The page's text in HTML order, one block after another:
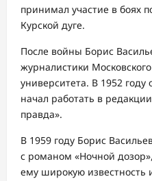
принимал участие в боях
Курской дуге.
После войны Борис
журналистики
университета. В 1952 году
начал работать в
правда».
В 1959 году Борис
с романом «Ночной
ему широкую известность